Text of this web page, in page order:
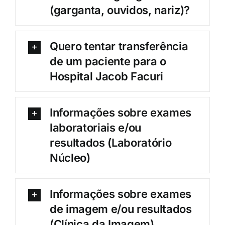
(garganta, ouvidos, nariz)?
Quero tentar transferência
de um paciente para o
Hospital Jacob Facuri
Informações sobre exames
laboratoriais e/ou
resultados (Laboratório
Núcleo)
Informações sobre exames
de imagem e/ou resultados